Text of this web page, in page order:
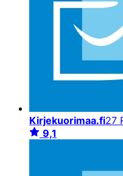
Kirjekuorimaa.fi27
9,1